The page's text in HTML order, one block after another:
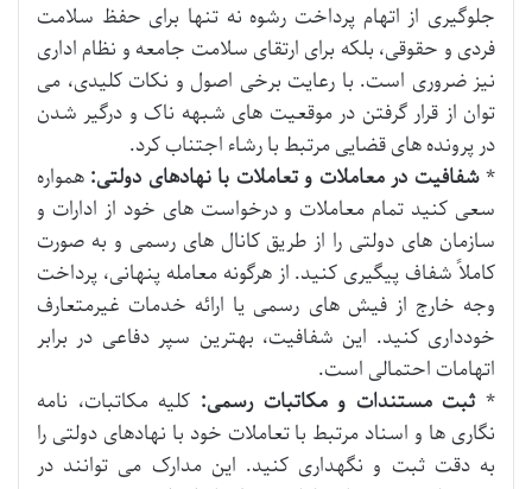
جلوگیری از اتهام پرداخت رشوه نه تنها برای حفظ سلامت
فردی و حقوقی، بلکه برای ارتقای سلامت جامعه و نظام اداری
نیز ضروری است. با رعایت برخی اصول و نکات کلیدی، می
توان از قرار گرفتن در موقعیت های شبهه ناک و درگیر شدن
در پرونده های قضایی مرتبط با رشاء اجتناب کرد.
*شفافیت در معاملات و تعاملات با نهادهای دولتی: همواره
سعی کنید تمام معاملات و درخواست های خود از ادارات و
سازمان های دولتی را از طریق کانال های رسمی و به صورت
کاملاً شفاف پیگیری کنید. از هرگونه معامله پنهانی، پرداخت
وجه خارج از فیش های رسمی یا ارائه خدمات غیرمتعارف
خودداری کنید. این شفافیت، بهترین سپر دفاعی در برابر
اتهامات احتمالی است.
*ثبت مستندات و مکاتبات رسمی: کلیه مکاتبات، نامه
نگاری ها و اسناد مرتبط با تعاملات خود با نهادهای دولتی را
به دقت ثبت و نگهداری کنید. این مدارک می توانند در